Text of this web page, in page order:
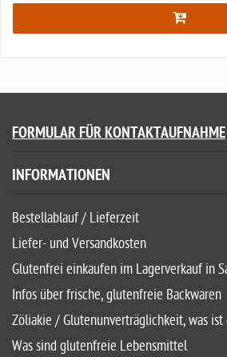
FORMULAR FÜR KONTAKTAUFNAHME
INFORMATIONEN
Bestellablauf / Lieferzeit
Liefer- und Versandkosten
Glutenfrei einkaufen im Lagerverkauf in
Infos über frische, glutenfreie Backwaren
Zöliakie / Glutenunverträglichkeit, was ist
Was sind glutenfreie Lebensmittel